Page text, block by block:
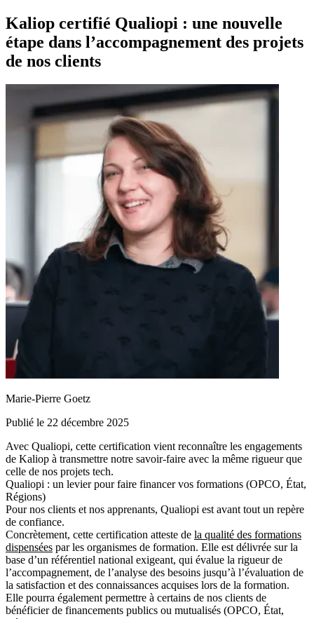
Kaliop certifié Qualiopi : une nouvelle
étape dans l’accompagnement des projets
de nos clients
Marie-Pierre Goetz
Publié le 22 décembre 2025
Avec Qualiopi, cette certification vient reconnaître les engagements
de Kaliop à transmettre notre savoir-faire avec la même rigueur que
celle de nos projets tech.
Qualiopi : un levier pour faire financer vos formations (OPCO, État,
Régions)
Pour nos clients et nos apprenants, Qualiopi est avant tout un repère
de confiance.
Concrètement, cette certification atteste de la qualité des formations
dispensées par les organismes de formation. Elle est délivrée sur la
base d’un référentiel national exigeant, qui évalue la rigueur de
l’accompagnement, de l’analyse des besoins jusqu’à l’évaluation de
la satisfaction et des connaissances acquises lors de la formation.
Elle pourra également permettre à certains de nos clients de
bénéficier de financements publics ou mutualisés (OPCO, État,